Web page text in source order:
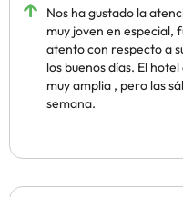
Nos ha gustado la
muy joven en especial,
atento con respecto a
los buenos días. El
muy amplia , pero las
semana.